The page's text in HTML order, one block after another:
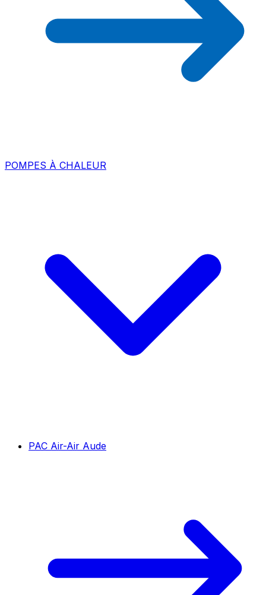
POMPES À CHALEUR
PAC Air-Air Aude